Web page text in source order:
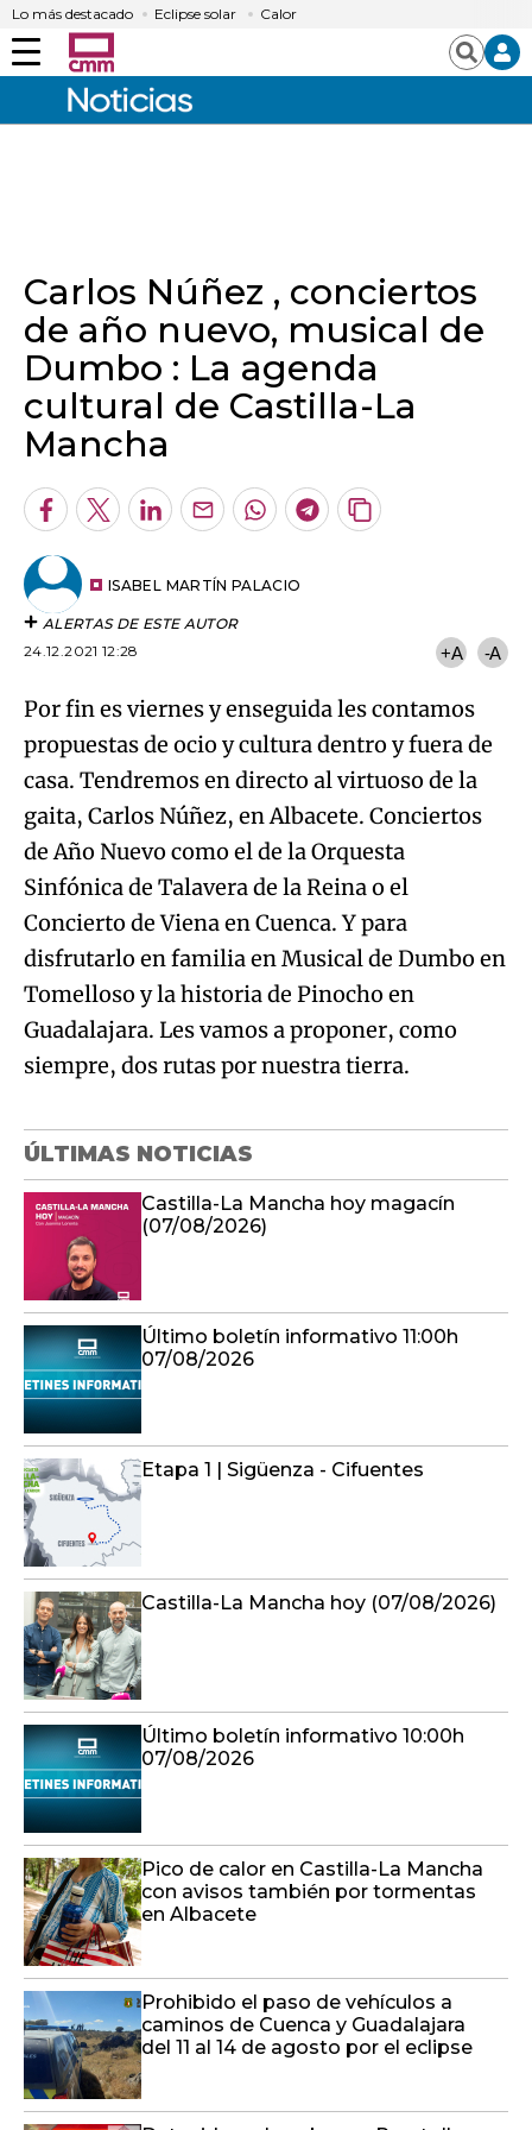
Lo más destacado Eclipse solar Calor
Menú Buscar
Carlos Núñez , conciertos
de año nuevo, musical de
Dumbo : La agenda
cultural de Castilla-La
Mancha
Facebook
TwitterLinkedInEnviarWhatsapp
Telegram
Copiar
ISABEL MARTÍN PALACIO
ALERTAS DE ESTE AUTOR
24.12.2021 12:28
+A -A
Por fin es viernes y enseguida les contamos
propuestas de ocio y cultura dentro y fuera de
casa. Tendremos en directo al virtuoso de la
gaita, Carlos Núñez, en Albacete. Conciertos
de Año Nuevo como el de la Orquesta
Sinfónica de Talavera de la Reina o el
Concierto de Viena en Cuenca. Y para
disfrutarlo en familia en Musical de Dumbo en
Tomelloso y la historia de Pinocho en
Guadalajara. Les vamos a proponer, como
siempre, dos rutas por nuestra tierra.
ÚLTIMAS NOTICIAS
Castilla-La Mancha hoy magacín
(07/08/2026)
Último boletín informativo 11:00h
07/08/2026
Etapa 1 | Sigüenza - Cifuentes
Castilla-La Mancha hoy (07/08/2026)
Último boletín informativo 10:00h
07/08/2026
Pico de calor en Castilla-La Mancha
con avisos también por tormentas
en Albacete
Prohibido el paso de vehículos a
caminos de Cuenca y Guadalajara
del 11 al 14 de agosto por el eclipse